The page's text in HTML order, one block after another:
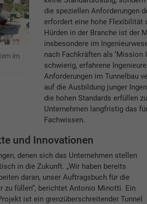
im
die speziellen Anforderungen
erfordert eine hohe Flexibilität
Hürden in der Branche ist der
insbesondere im
nach Fachkräften als ‘Mission
schwierig, erfahrene
Anforderungen im Tunnelbau
auf die Ausbildung junger
die hohen Standards erfüllen
Unternehmen langfristig das
Fachwissen.
und Innovationen
denen sich das Unternehmen stellen
in die Zukunft. „Wir haben bereits
daran, unser Auftragsbuch für die
zu füllen“, berichtet Antonio Minotti. Ein
ist ein grenzüberschreitender Tunnel